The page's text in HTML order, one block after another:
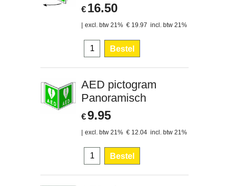
€ 16.50
excl. btw 21% € 19.97 incl. btw 21%
Bestel
AED pictogram
Panoramisch
€9.95
excl. btw 21% € 12.04 incl. btw 21%
Bestel